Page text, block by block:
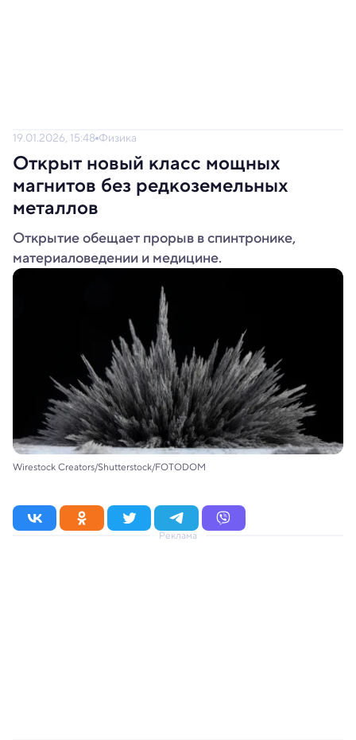
19.01.2026, 15:48 Физика
Открыт новый класс мощных
магнитов без редкоземельных
металлов
Открытие обещает прорыв в спинтронике,
материаловедении и медицине.
Wirestock Creators/Shutterstock/FOTODOM
Реклама